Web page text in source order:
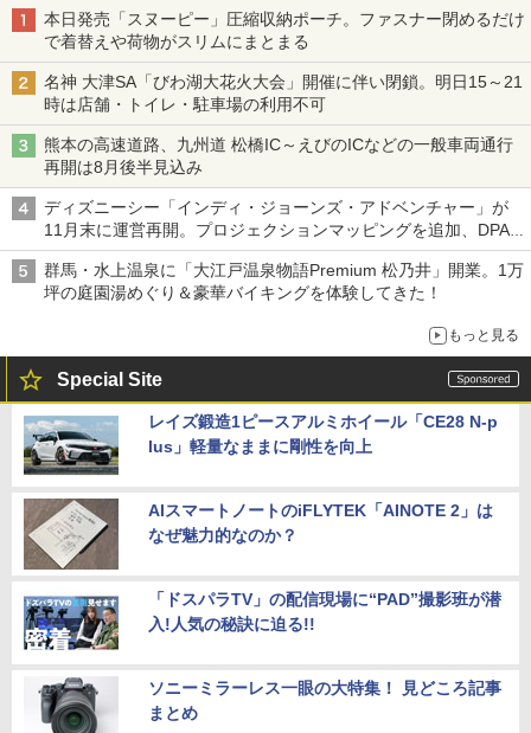
本日発売「スヌーピー」圧縮収納ポーチ。ファスナー閉めるだけ
で着替えや荷物がスリムにまとまる
名神 大津SA「びわ湖大花火大会」開催に伴い閉鎖。明日15～21
時は店舗・トイレ・駐車場の利用不可
熊本の高速道路、九州道 松橋IC～えびのICなどの一般車両通行
再開は8月後半見込み
ディズニーシー「インディ・ジョーンズ・アドベンチャー」が
11月末に運営再開。プロジェクションマッピングを追加、DPA
は1500円
群馬・水上温泉に「大江戸温泉物語Premium 松乃井」開業。1万
坪の庭園湯めぐり＆豪華バイキングを体験してきた！
もっと見る
Special Site
レイズ鍛造1ピースアルミホイール「CE28 N-p
lus」軽量なままに剛性を向上
AIスマートノートのiFLYTEK「AINOTE 2」は
なぜ魅力的なのか？
「ドスパラTV」の配信現場に“PAD”撮影班が潜
入!人気の秘訣に迫る!!
ソニーミラーレス一眼の大特集！ 見どころ記事
まとめ